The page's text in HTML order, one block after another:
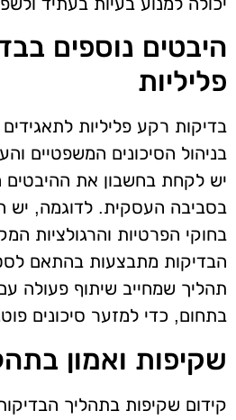
היבטים נוספים
פליליות
בדיקות רקע פליליות
בניהול הסיכונים המשפטיים
יש לקחת בחשבון את ההיבטים
בסביבה העסקית. לדוגמה, יש
בחוקי הפרטיות והרגולציות
הבדיקות מתבצעות בהתאם
תהליך שמחייב שיתוף פעולה עם
בתחום, כדי למזער סיכונים
שקיפות ואמון
קידום שקיפות בתהליך